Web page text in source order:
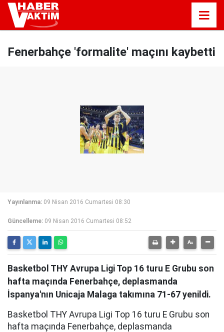
Fenerbahçe 'formalite' maçını kaybetti
Yayınlanma: 09 Nisan 2016 Cumartesi 08:30
Güncelleme: 09 Nisan 2016 Cumartesi 08:52
Basketbol THY Avrupa Ligi Top 16 turu E Grubu son
hafta maçında Fenerbahçe, deplasmanda
İspanya'nın Unicaja Malaga takımına 71-67 yenildi.
Basketbol THY Avrupa Ligi Top 16 turu E Grubu son
hafta maçında Fenerbahçe, deplasmanda